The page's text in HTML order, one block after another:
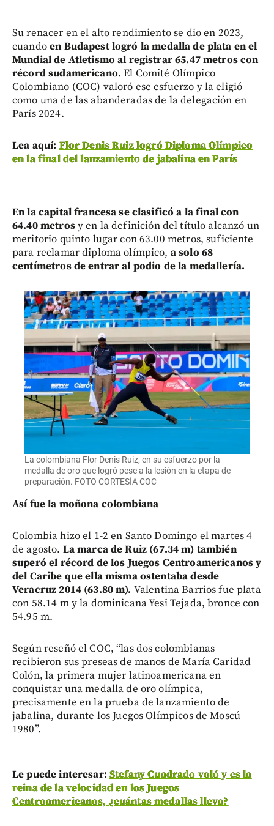
Su renacer en el alto rendimiento se dio en 2023,
cuandoen Budapest logró la medalla de plata en el
Mundial de Atletismo al registrar 65.47 metros con
récord sudamericano. El Comité Olímpico
Colombiano (COC) valoró ese esfuerzo y la eligió
como una de las abanderadas de la delegación en
París 2024.
Lea aquí: Flor Denis Ruiz logró Diploma Olímpico
en la final del lanzamiento de jabalina en París
En la capital francesa se clasificó a la final con
64.40 metrosy en la definición del título alcanzó un
meritorio quinto lugar con 63.00 metros, suficiente
para reclamar diploma olímpico, a solo 68
centímetros de entrar al podio de la medallería.
La colombiana Flor Denis Ruiz, en su esfuerzo por la
medalla de oro que logró pese a la lesión en la etapa de
preparación. FOTO CORTESÍA COC
Así fue la moñona colombiana
Colombia hizo el 1-2 en Santo Domingo el martes 4
de agosto. La marca de Ruiz (67.34 m) también
superó el récord de los Juegos Centroamericanos y
del Caribe que ella misma ostentaba desde
Veracruz 2014 (63.80 m). Valentina Barrios fue plata
con 58.14 m y la dominicana Yesi Tejada, bronce con
54.95 m.
Según reseñó el COC, “las dos colombianas
recibieron sus preseas de manos de María Caridad
Colón, la primera mujer latinoamericana en
conquistar una medalla de oro olímpica,
precisamente en la prueba de lanzamiento de
jabalina, durante los Juegos Olímpicos de Moscú
1980”.
Le puede interesar: Stefany Cuadrado voló y es la
reina de la velocidad en los Juegos
Centroamericanos, ¿cuántas medallas lleva?